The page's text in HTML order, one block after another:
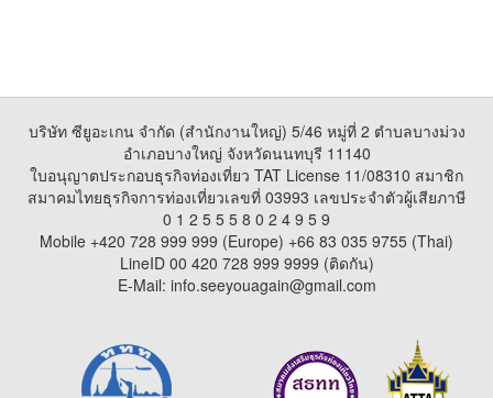
บริษัท ซียูอะเกน จำกัด (สำนักงานใหญ่) 5/46 หมู่ที่ 2 ตำบลบางม่วง
อำเภอบางใหญ่ จังหวัดนนทบุรี 11140
ใบอนุญาตประกอบธุรกิจท่องเที่ยว TAT License 11/08310 สมาชิก
สมาคมไทยธุรกิจการท่องเที่ยวเลขที่ 03993 เลขประจำตัวผู้เสียภาษี
0 1 2 5 5 5 8 0 2 4 9 5 9
Mobile +420 728 999 999 (Europe) +66 83 035 9755 (Thai)
LineID 00 420 728 999 9999 (ติดกัน)
E-Mail: info.seeyouagain@gmail.com